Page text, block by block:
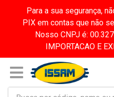
Para a sua segurança,
PIX em contas que não
Nosso CNPJ é:
IMPORTACAO E